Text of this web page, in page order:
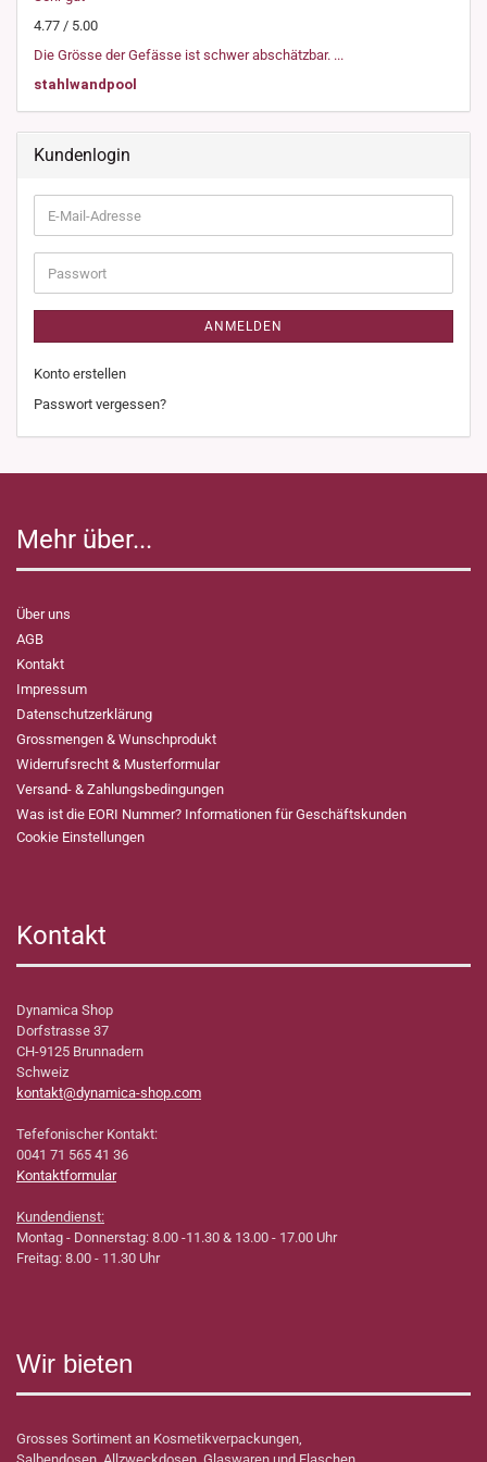
4.77 / 5.00
Die Grösse der Gefässe ist schwer abschätzbar. ...
stahlwandpool
Kundenlogin
E-
Mail-
Adresse
Passwort
ANMELDEN
Konto erstellen
Passwort vergessen?
Mehr über...
Über uns
AGB
Kontakt
Impressum
Datenschutzerklärung
Grossmengen & Wunschprodukt
Widerrufsrecht & Musterformular
Versand- & Zahlungsbedingungen
Was ist die EORI Nummer? Informationen für Geschäftskunden
Cookie Einstellungen
Kontakt
Dynamica Shop
Dorfstrasse 37
CH-9125 Brunnadern
Schweiz
kontakt@dynamica-shop.com
Tefefonischer Kontakt:
0041 71 565 41 36
Kontaktformular
Kundendienst:
Montag - Donnerstag: 8.00 -11.30 & 13.00 - 17.00 Uhr
Freitag: 8.00 - 11.30 Uhr
Wir bieten
Grosses Sortiment an Kosmetikverpackungen,